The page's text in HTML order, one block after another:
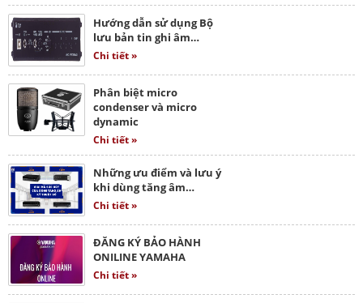
Hướng dẫn sử dụng Bộ
lưu bản tin ghi âm…
Chi tiết »
Phân biệt micro
condenser và micro
dynamic
Chi tiết »
Những ưu điểm và lưu ý
khi dùng tăng âm…
Chi tiết »
ĐĂNG KÝ BẢO HÀNH
ONILINE YAMAHA
Chi tiết »